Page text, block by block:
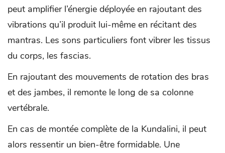
peut amplifier l’énergie déployée en rajoutant des
vibrations qu’il produit lui-même en récitant des
mantras. Les sons particuliers font vibrer les tissus
du corps, les fascias.
En rajoutant des mouvements de rotation des bras
et des jambes, il remonte le long de sa colonne
vertébrale.
En cas de montée complète de la Kundalini, il peut
alors ressentir un bien-être formidable. Une